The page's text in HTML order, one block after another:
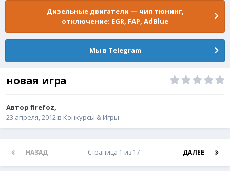
Дизельные двигатели — чип тюнинг,
отключение: EGR, FAP, AdBlue
Мы в Telegram
новая игра
Автор firefoz,
23 апреля, 2012 в Конкурсы & Игры
НАЗАД ДАЛЕЕ
Страница 1 из 17